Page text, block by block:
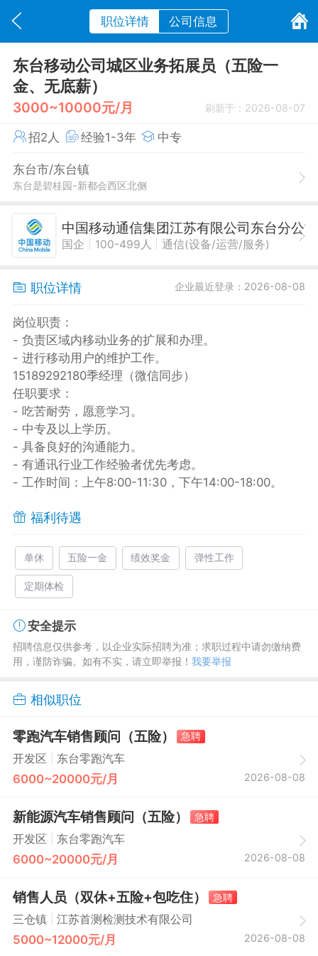
职位详情 公司信息
东台移动公司城区业务拓展员（五险一
金、无底薪）
3000~10000元/月 刷新于：2026-08-07
招2人 经验1-3年 中专
东台市/东台镇
东台是碧桂园-新都会西区北侧
中国移动通信集团江苏有限公司东台分公司
国企 100-499人 通信(设备/运营/服务)
职位详情 企业最近登录：2026-08-08
岗位职责：
- 负责区域内移动业务的扩展和办理。
- 进行移动用户的维护工作。
15189292180季经理（微信同步）
任职要求：
- 吃苦耐劳，愿意学习。
- 中专及以上学历。
- 具备良好的沟通能力。
- 有通讯行业工作经验者优先考虑。
- 工作时间：上午8:00-11:30，下午14:00-18:00。
福利待遇
单休 五险一金 绩效奖金 弹性工作
定期体检
安全提示
招聘信息仅供参考，以企业实际招聘为准；求职过程中请勿缴纳费
用，谨防诈骗。如有不实，请立即举报！ 我要举报
相似职位
零跑汽车销售顾问（五险）
急聘
开发区
东台零跑汽车
6000~20000元/月 2026-08-08
新能源汽车销售顾问（五险）
急聘
开发区
东台零跑汽车
6000~20000元/月 2026-08-08
销售人员（双休+五险+包吃住）
急聘
三仓镇
江苏首测检测技术有限公司
5000~12000元/月 2026-08-08